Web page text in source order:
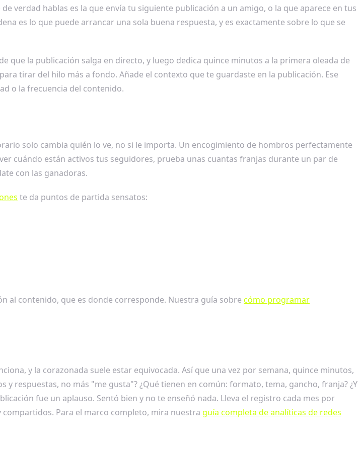
verdad hablas es la que envía tu siguiente publicación a un amigo, o la que aparece en tus
es lo que puede arrancar una sola buena respuesta, y es exactamente sobre lo que se
la publicación salga en directo, y luego dedica quince minutos a la primera oleada de
tirar del hilo más a fondo. Añade el contexto que te guardaste en la publicación. Ese
o la frecuencia del contenido.
solo cambia quién lo ve, no si le importa. Un encogimiento de hombros perfectamente
cuándo están activos tus seguidores, prueba unas cuantas franjas durante un par de
con las ganadoras.
te da puntos de partida sensatos:
al contenido, que es donde corresponde. Nuestra guía sobre cómo programar
y la corazonada suele estar equivocada. Así que una vez por semana, quince minutos,
respuestas, no más "me gusta"? ¿Qué tienen en común: formato, tema, gancho, franja? ¿Y
fue un aplauso. Sentó bien y no te enseñó nada. Lleva el registro cada mes por
Para el marco completo, mira nuestra guía completa de analíticas de redes